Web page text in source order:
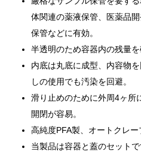
体関連の薬液保管、医薬品
保管などに有効。
半透明のため容器内の残量を
内底は丸底に成型、内容物
しの使用でも汚染を回避。
滑り止めのために外周4ヶ所
開閉が容易。
高純度PFA製、オートクレー
当製品は容器と蓋のセット